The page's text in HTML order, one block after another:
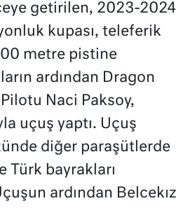
getirilen, 2023-2024
kupası, teleferik
metre pistine
ardından Dragon
Naci Paksoy,
uçuş yaptı. Uçuş
diğer paraşütlerde
Türk bayrakları
ardından Belcekız